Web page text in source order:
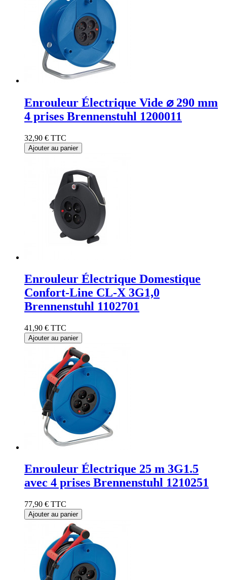
Enrouleur Électrique Vide ⌀ 290 mm
4 prises Brennenstuhl 1200011
32,90 € TTC
Ajouter au panier
Enrouleur Électrique Domestique
Confort-Line CL-X 3G1,0
Brennenstuhl 1102701
41,90 € TTC
Ajouter au panier
Enrouleur Électrique 25 m 3G1.5
avec 4 prises Brennenstuhl 1210251
77,90 € TTC
Ajouter au panier